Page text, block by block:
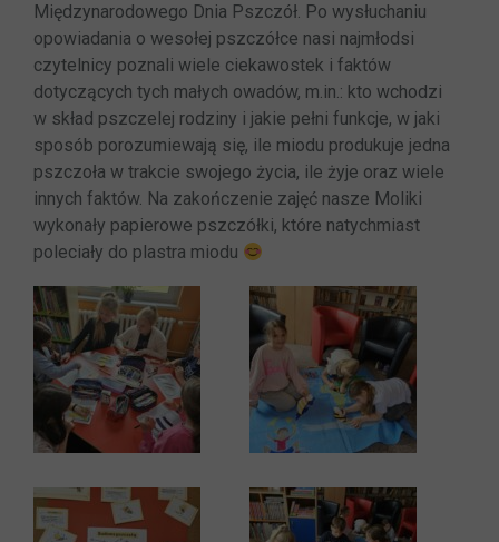
Międzynarodowego Dnia Pszczół. Po wysłuchaniu
opowiadania o wesołej pszczółce nasi najmłodsi
czytelnicy poznali wiele ciekawostek i faktów
dotyczących tych małych owadów, m.in.: kto wchodzi
w skład pszczelej rodziny i jakie pełni funkcje, w jaki
sposób porozumiewają się, ile miodu produkuje jedna
pszczoła w trakcie swojego życia, ile żyje oraz wiele
innych faktów. Na zakończenie zajęć nasze Moliki
wykonały papierowe pszczółki, które natychmiast
poleciały do plastra miodu